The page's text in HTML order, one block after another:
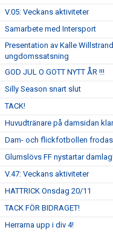
V.05: Veckans aktiviteter
Samarbete med Intersport
Presentation av Kalle
ungdomssatsning
GOD JUL O GOTT NYTT ÅR !!!
Silly Season snart slut
TACK!
Huvudtränare på damsidan
Dam- och flickfotbollen
Glumslövs FF nystartar
V.47: Veckans aktiviteter
HATTRICK Onsdag 20/11
TACK FÖR BIDRAGET!
Herrarna upp i div 4!